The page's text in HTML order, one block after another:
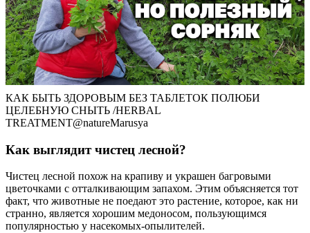
КАК БЫТЬ ЗДОРОВЫМ БЕЗ ТАБЛЕТОК ПОЛЮБИ
ЦЕЛЕБНУЮ СНЫТЬ /HERBAL
TREATMENT@natureMarusya
Как выглядит чистец лесной?
Чистец лесной похож на крапиву и украшен багровыми
цветочками с отталкивающим запахом. Этим объясняется тот
факт, что животные не поедают это растение, которое, как ни
странно, является хорошим медоносом, пользующимся
популярностью у насекомых-опылителей.